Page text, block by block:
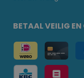
BETAAL VEILIG